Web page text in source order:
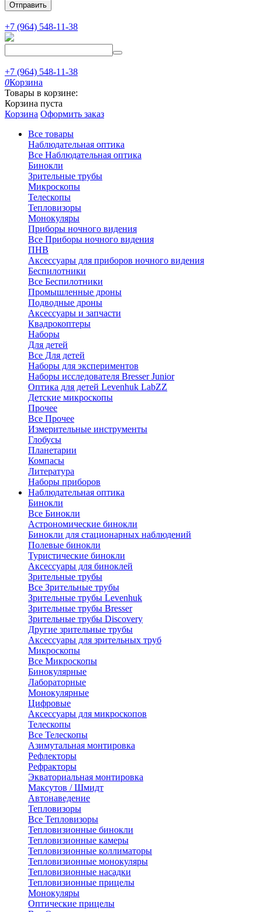
Отправить
+7 (964) 548-11-38
+7 (964) 548-11-38
0Корзина
Товары в корзине:
Корзина пуста
Корзина Оформить заказ
Все товары
Наблюдательная оптика
Все Наблюдательная оптика
Бинокли
Зрительные трубы
Микроскопы
Телескопы
Тепловизоры
Монокуляры
Приборы ночного видения
Все Приборы ночного видения
ПНВ
Аксессуары для приборов ночного видения
Беспилотники
Все Беспилотники
Промышленные дроны
Подводные дроны
Аксессуары и запчасти
Квадрокоптеры
Наборы
Для детей
Все Для детей
Наборы для экспериментов
Наборы исследователя Bresser Junior
Оптика для детей Levenhuk LabZZ
Детские микроскопы
Прочее
Все Прочее
Измерительные инструменты
Глобусы
Планетарии
Компасы
Литература
Наборы приборов
Наблюдательная оптика
Бинокли
Все Бинокли
Астрономические бинокли
Бинокли для стационарных наблюдений
Полевые бинокли
Туристические бинокли
Аксессуары для биноклей
Зрительные трубы
Все Зрительные трубы
Зрительные трубы Levenhuk
Зрительные трубы Bresser
Зрительные трубы Discovery
Другие зрительные трубы
Аксессуары для зрительных труб
Микроскопы
Все Микроскопы
Бинокулярные
Лабораторные
Монокулярные
Цифровые
Аксессуары для микроскопов
Телескопы
Все Телескопы
Азимутальная монтировка
Рефлекторы
Рефракторы
Экваториальная монтировка
Максутов / Шмидт
Автонаведение
Тепловизоры
Все Тепловизоры
Тепловизионные бинокли
Тепловизионные камеры
Тепловизионные коллиматоры
Тепловизионные монокуляры
Тепловизионные насадки
Тепловизионные прицелы
Монокуляры
Оптические прицелы